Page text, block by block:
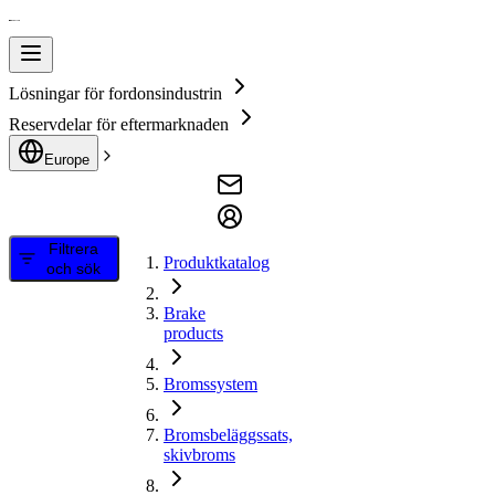
Lösningar för fordonsindustrin
Reservdelar för eftermarknaden
Europe
Filtrera
och sök
Produktkatalog
Brake
products
Bromssystem
Bromsbeläggssats,
skivbroms